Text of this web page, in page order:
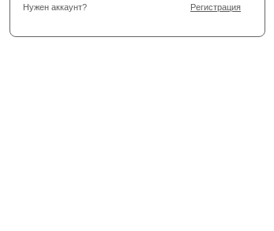
Нужен аккаунт? Регистрация